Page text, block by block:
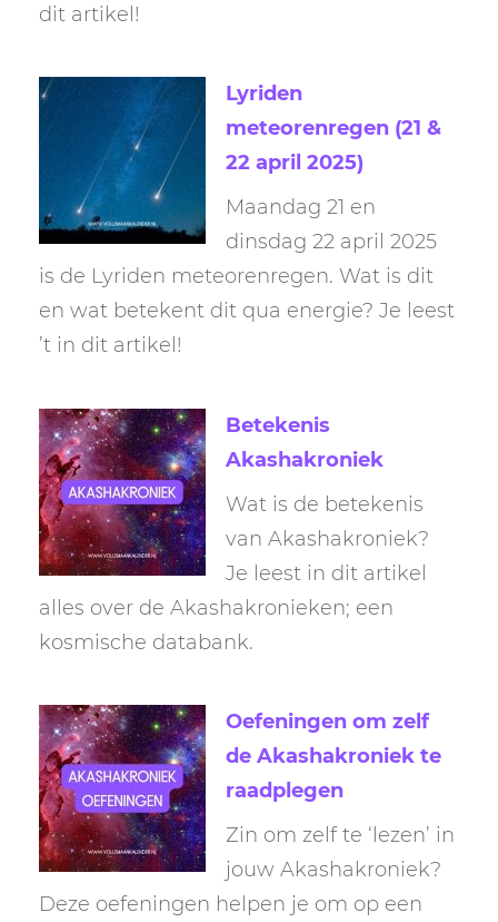
dit artikel!
Lyriden
meteorenregen (21 &
22 april 2025)
Maandag 21 en
dinsdag 22 april 2025
is de Lyriden meteorenregen. Wat is dit
en wat betekent dit qua energie? Je leest
’t in dit artikel!
Betekenis
Akashakroniek
Wat is de betekenis
van Akashakroniek?
Je leest in dit artikel
alles over de Akashakronieken; een
kosmische databank.
Oefeningen om zelf
de Akashakroniek te
raadplegen
Zin om zelf te ‘lezen’ in
jouw Akashakroniek?
Deze oefeningen helpen je om op een